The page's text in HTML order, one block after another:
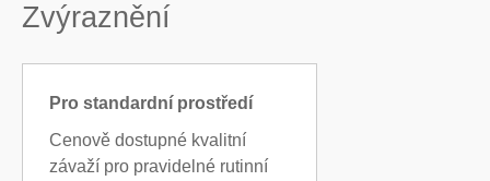
Zvýraznění
Pro standardní prostředí
Cenově dostupné kvalitní
závaží pro pravidelné rutinní